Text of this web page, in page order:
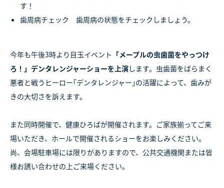
す！
歯周病チェック 歯周病の状態をチェックしましょう。
今年も午後3時より目玉イベント 「メープルの虫歯菌をやっつけ
ろ！」デンタレンジャーショーを上演します。虫歯菌をばらまく
悪者と戦うヒーロー｢デンタレンジャー｣の活躍によって、歯みが
きの大切さを訴えます。
また同時開催で、健康ひろばが開催されます。ご家族揃ってご来
場いただき、ホールで開催されるショーをお楽しみください。
尚、会場駐車場には限りがありますので、公共交通機関または皆
様お誘い合わせの上ご来場ください。